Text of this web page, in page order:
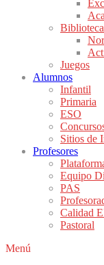
Juegos
Alumnos
Infantil
Primaria
ESO
Sitios de
Profesores
Equipo
PAS
Calidad
Pastoral
Menú